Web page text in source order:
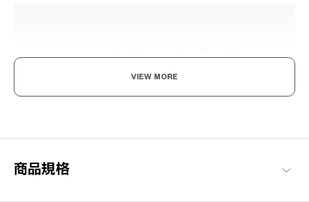
沉穩與簡約的設計，透過細節裝飾追求優雅可愛與知性感的現代風
Graph Belle 商品一覽
VIEW MORE
商品規格